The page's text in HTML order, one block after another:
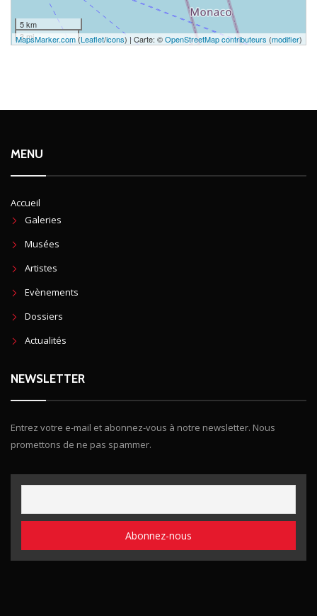
5 km
3 mi
MapsMarker.com(Leaflet/icons) | Carte: ©OpenStreetMap contributeurs (modifier)
MENU
Accueil
Galeries
Musées
Artistes
Evènements
Dossiers
Actualités
NEWSLETTER
Entrez votre e-mail et abonnez-vous à notre newsletter. Nous
promettons de ne pas spammer.